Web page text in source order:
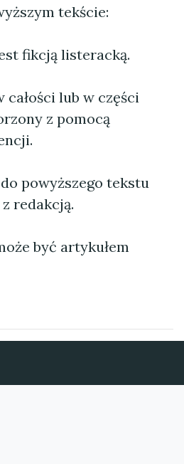
tekście:
fikcją listeracką.
całości lub w części
z pomocą
powyższego tekstu
redakcją.
być artykułem